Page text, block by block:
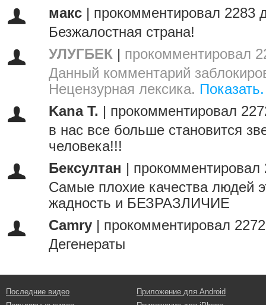
макс
прокомментировал 2283
Безжалостная страна!
УЛУГБЕК
прокомментировал
Данный комментарий
Нецензурная лексика. Показать.
Kana T.
прокомментировал
в нас все больше становится
человека!!!
Бексултан
прокомментировал
Самые плохие качества людей
жадность и БЕЗРАЗЛИЧИЕ
Camry
прокомментировал
Дегенераты
Последние видео
Приложение для Android